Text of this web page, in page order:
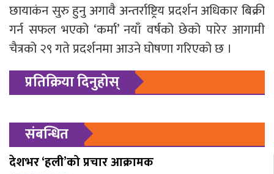
छायाकंन सुरु हुनु अगावै अन्तर्राष्ट्रिय प्रदर्शन अधिकार बिक्री
गर्न सफल भएको ‘कर्मा’ नयाँ वर्षको छेको पारेर आगामी
चैत्रको २९ गते प्रदर्शनमा आउने घोषणा गरिएको छ ।
प्रतिक्रिया दिनुहोस्
संबन्धित
देशभर ‘हली’को प्रचार आक्रामक